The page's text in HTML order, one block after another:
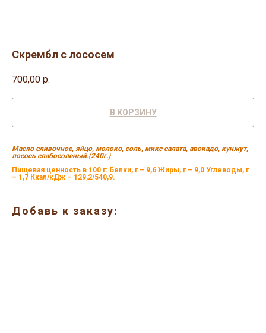
Скрембл с лососем
700,00 р.
В КОРЗИНУ
Масло сливочное, яйцо, молоко, соль, микс салата, авокадо, кунжут,
лосось слабосоленый.(240г.)
Пищевая ценность в 100 г: Белки, г – 9,6 Жиры, г – 9,0 Углеводы, г
– 1,7 Ккал/кДж – 129,2/540,9.
Добавь к заказу: